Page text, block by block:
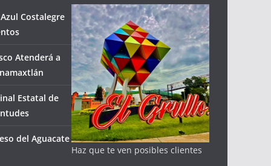
Costalegre
Atenderá a
Estatal de
del Aguacate
Haz que te ven posibles clientes